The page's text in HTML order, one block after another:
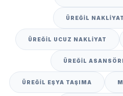
ÜREĞIL
ÜREĞIL UCUZ NAKLIYAT
ÜREĞIL
ÜREĞIL EŞYA TAŞIMA